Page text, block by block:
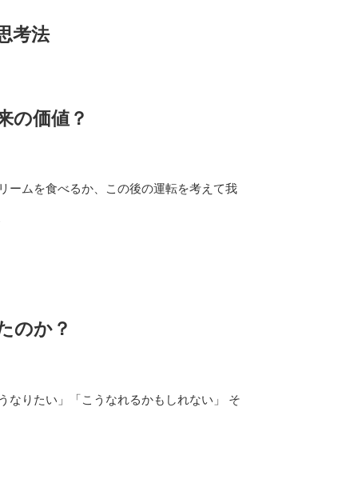
考法
の価値？
ームを食べるか、この後の運転を考えて我
のか？
なりたい」「こうなれるかもしれない」 そ